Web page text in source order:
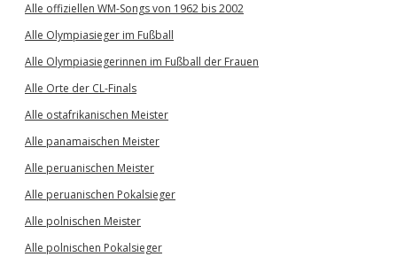
Alle offiziellen WM-Songs von 1962 bis 2002
Alle Olympiasieger im Fußball
Alle Olympiasiegerinnen im Fußball der Frauen
Alle Orte der CL-Finals
Alle ostafrikanischen Meister
Alle panamaischen Meister
Alle peruanischen Meister
Alle peruanischen Pokalsieger
Alle polnischen Meister
Alle polnischen Pokalsieger